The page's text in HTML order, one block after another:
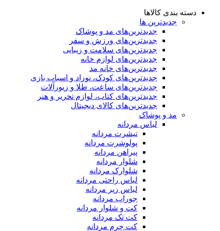
دسته بندی کالاها
جدیدترین ها
جدید‌ترین‌های مد و پوشاک
جدید‌ترین‌های ورزش و سفر
جدید‌ترین‌های سلامت و زیبایی
جدید‌ترین‌های لوازم خانه
جدیدترین‌های خانه مد
جدید‌ترین‌های کودک، نوزاد و اسباب بازی
جدید‌ترین‌های ساعت، طلا و زیورآلات
جدید‌ترین‌های کتاب، لوازم تحریر و هنر
جدید‌ترین‌های کالای دیجیتال
مد و پوشاک
لباس مردانه
تیشرت مردانه
پولوشرت مردانه
پیراهن مردانه
شلوار مردانه
شلوارک مردانه
لباس راحتی مردانه
لباس زیر مردانه
جوراب مردانه
کت و شلوار مردانه
کت تک مردانه
کت چرم مردانه